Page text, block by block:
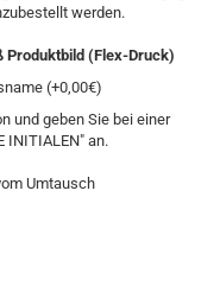
werden.
Produktbild (Flex-Druck)
(+0,00€)
und geben Sie bei einer
INITIALEN" an.
Umtausch